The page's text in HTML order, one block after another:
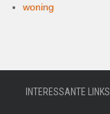
woning
INTERESSANTE LINKS